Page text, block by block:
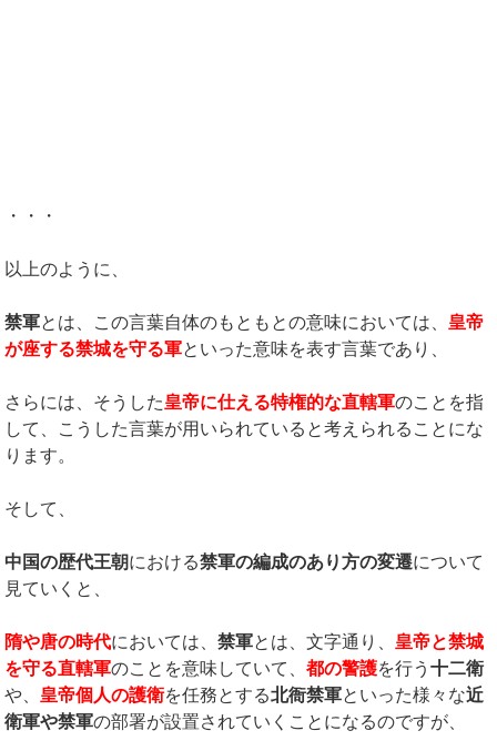
・・・
以上のように、
禁軍とは、この言葉自体のもともとの意味においては、皇帝
が座する禁城を守る軍といった意味を表す言葉であり、
さらには、そうした皇帝に仕える特権的な直轄軍のことを指
して、こうした言葉が用いられていると考えられることにな
ります。
そして、
中国の歴代王朝における禁軍の編成のあり方の変遷について
見ていくと、
隋や唐の時代においては、禁軍とは、文字通り、皇帝と禁城
を守る直轄軍のことを意味していて、都の警護を行う十二衛
や、皇帝個人の護衛を任務とする北衙禁軍といった様々な近
衛軍や禁軍の部署が設置されていくことになるのですが、